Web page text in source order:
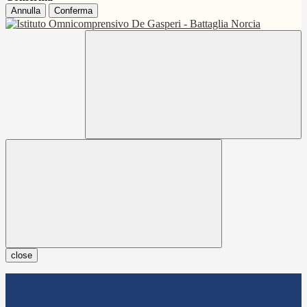
Annulla Conferma
close